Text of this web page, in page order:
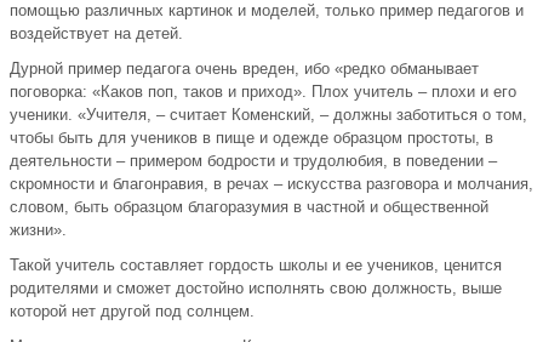
помощью различных картинок и моделей, только пример педагогов и
воздействует на детей.
Дурной пример педагога очень вреден, ибо «редко обманывает
поговорка: «Каков поп, таков и приход». Плох учитель – плохи и его
ученики. «Учителя, – считает Коменский, – должны заботиться о том,
чтобы быть для учеников в пище и одежде образцом простоты, в
деятельности – примером бодрости и трудолюбия, в поведении –
скромности и благонравия, в речах – искусства разговора и молчания,
словом, быть образцом благоразумия в частной и общественной
жизни».
Такой учитель составляет гордость школы и ее учеников, ценится
родителями и сможет достойно исполнять свою должность, выше
которой нет другой под солнцем.